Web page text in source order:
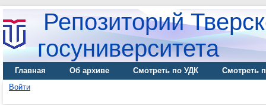
Репозиторий
госуниверситета
Главная Об архиве Смотреть по УДК
Смотреть
Войти